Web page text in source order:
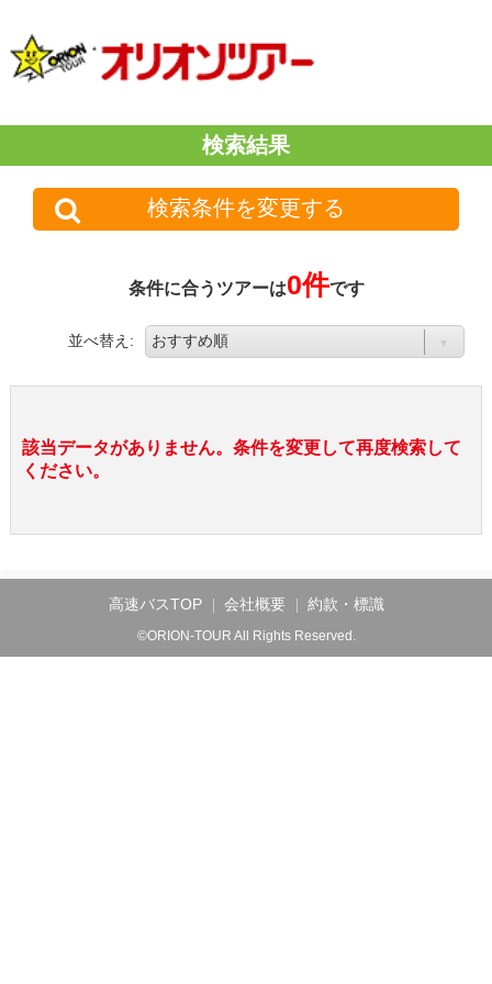
検索結果
検索条件を変更する
条件に合うツアーは0件です
並べ替え:
該当データがありません。条件を変更して再度検索して
ください。
高速バスTOP 会社概要 約款・標識
©ORION-TOUR All Rights Reserved.